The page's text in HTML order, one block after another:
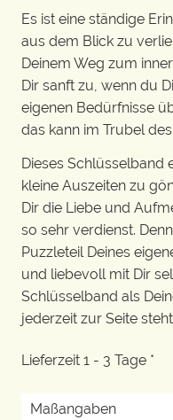
Es ist eine ständige
aus dem Blick zu
Deinem Weg zum
Dir sanft zu, wenn du
eigenen Bedürfnisse
das kann im Trubel
Dieses Schlüsselband
kleine Auszeiten zu
Dir die Liebe und
so sehr verdienst.
Puzzleteil Deines
und liebevoll mit Dir
Schlüsselband als
jederzeit zur Seite
Lieferzeit 1 - 3 Tage *
Maßangaben